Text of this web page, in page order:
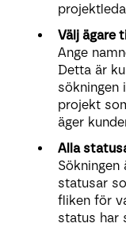
Välj ägare
Ange
Detta är
sökningen
projekt
äger
Alla
statusar
fliken för
status har